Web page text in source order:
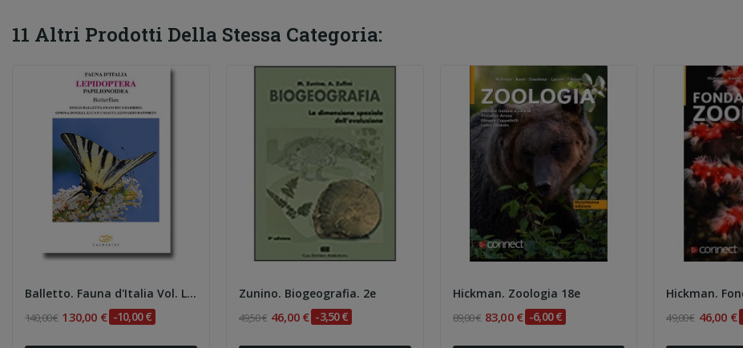
11 Altri Prodotti Della Stessa Categoria:
Balletto. Fauna d'Italia Vol. LIV -...
140,00 € 130,00 € -10,00 €
Zunino. Biogeografia. 2e
49,50 € 46,00 € -3,50 €
Hickman. Zoologia 18e
89,00 € 83,00 € -6,00 € 49,00 € 46,00 €